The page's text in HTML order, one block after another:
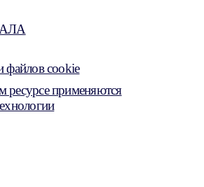
файлов cookie
применяются